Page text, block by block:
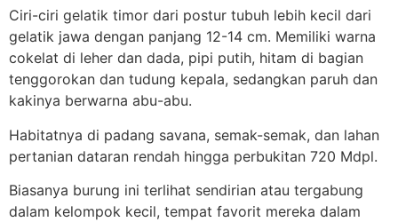
Ciri-ciri gelatik timor dari postur tubuh lebih kecil dari
gelatik jawa dengan panjang 12-14 cm. Memiliki warna
cokelat di leher dan dada, pipi putih, hitam di bagian
tenggorokan dan tudung kepala, sedangkan paruh dan
kakinya berwarna abu-abu.
Habitatnya di padang savana, semak-semak, dan lahan
pertanian dataran rendah hingga perbukitan 720 Mdpl.
Biasanya burung ini terlihat sendirian atau tergabung
dalam kelompok kecil, tempat favorit mereka dalam